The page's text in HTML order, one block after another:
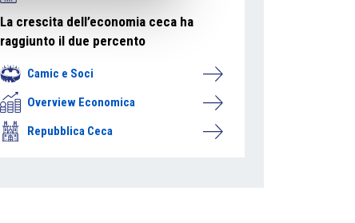
La crescita dell’economia ceca ha
raggiunto il due percento
Camic e Soci
Overview Economica
Repubblica Ceca